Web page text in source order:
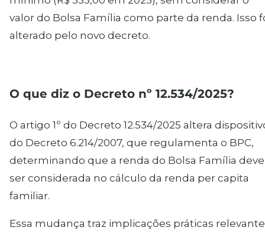
valor do Bolsa Família como parte da renda. Isso
alterado pelo novo decreto.
O que diz o Decreto nº 12.534/2025?
O artigo 1º do Decreto 12.534/2025 altera
do Decreto 6.214/2007, que regulamenta o BPC,
determinando que a renda do Bolsa Família deve
ser considerada no cálculo da renda per capita
familiar.
Essa mudança traz implicações práticas